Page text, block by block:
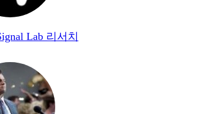
Lab 리서치